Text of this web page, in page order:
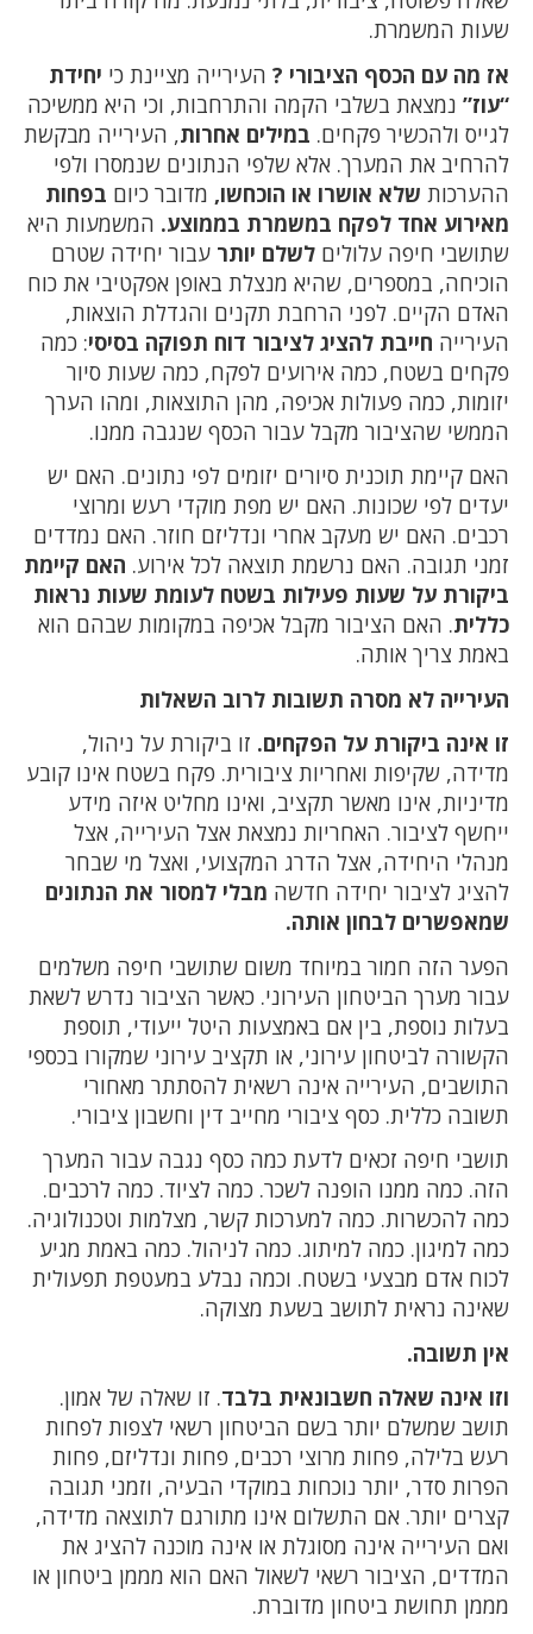
שעות המשמרת.
אז מה עם הכסף הציבורי ? העירייה מציינת כי יחידת
“עוז” נמצאת בשלבי הקמה והתרחבות, וכי היא ממשיכה
לגייס ולהכשיר פקחים. במילים אחרות, העירייה מבקשת
להרחיב את המערך. אלא שלפי הנתונים שנמסרו ולפי
ההערכות שלא אושרו או הוכחשו, מדובר כיום בפחות
מאירוע אחד לפקח במשמרת בממוצע. המשמעות היא
שתושבי חיפה עלולים לשלם יותר עבור יחידה שטרם
הוכיחה, במספרים, שהיא מנצלת באופן אפקטיבי את כוח
האדם הקיים. לפני הרחבת תקנים והגדלת הוצאות,
העירייה חייבת להציג לציבור דוח תפוקה בסיסי: כמה
פקחים בשטח, כמה אירועים לפקח, כמה שעות סיור
יזומות, כמה פעולות אכיפה, מהן התוצאות, ומהו הערך
הממשי שהציבור מקבל עבור הכסף שנגבה ממנו.
האם קיימת תוכנית סיורים יזומים לפי נתונים. האם יש
יעדים לפי שכונות. האם יש מפת מוקדי רעש ומרוצי
רכבים. האם יש מעקב אחרי ונדליזם חוזר. האם נמדדים
זמני תגובה. האם נרשמת תוצאה לכל אירוע. האם קיימת
ביקורת על שעות פעילות בשטח לעומת שעות נראות
כללית. האם הציבור מקבל אכיפה במקומות שבהם הוא
באמת צריך אותה.
העירייה לא מסרה תשובות לרוב השאלות
זו אינה ביקורת על הפקחים. זו ביקורת על ניהול,
מדידה, שקיפות ואחריות ציבורית. פקח בשטח אינו קובע
מדיניות, אינו מאשר תקציב, ואינו מחליט איזה מידע
ייחשף לציבור. האחריות נמצאת אצל העירייה, אצל
מנהלי היחידה, אצל הדרג המקצועי, ואצל מי שבחר
להציג לציבור יחידה חדשה מבלי למסור את הנתונים
שמאפשרים לבחון אותה.
הפער הזה חמור במיוחד משום שתושבי חיפה משלמים
עבור מערך הביטחון העירוני. כאשר הציבור נדרש לשאת
בעלות נוספת, בין אם באמצעות היטל ייעודי, תוספת
הקשורה לביטחון עירוני, או תקציב עירוני שמקורו בכספי
התושבים, העירייה אינה רשאית להסתתר מאחורי
תשובה כללית. כסף ציבורי מחייב דין וחשבון ציבורי.
תושבי חיפה זכאים לדעת כמה כסף נגבה עבור המערך
הזה. כמה ממנו הופנה לשכר. כמה לציוד. כמה לרכבים.
כמה להכשרות. כמה למערכות קשר, מצלמות וטכנולוגיה.
כמה למיגון. כמה למיתוג. כמה לניהול. כמה באמת מגיע
לכוח אדם מבצעי בשטח. וכמה נבלע במעטפת תפעולית
שאינה נראית לתושב בשעת מצוקה.
אין תשובה.
וזו אינה שאלה חשבונאית בלבד. זו שאלה של אמון.
תושב שמשלם יותר בשם הביטחון רשאי לצפות לפחות
רעש בלילה, פחות מרוצי רכבים, פחות ונדליזם, פחות
הפרות סדר, יותר נוכחות במוקדי הבעיה, וזמני תגובה
קצרים יותר. אם התשלום אינו מתורגם לתוצאה מדידה,
ואם העירייה אינה מסוגלת או אינה מוכנה להציג את
המדדים, הציבור רשאי לשאול האם הוא מממן ביטחון או
מממן תחושת ביטחון מדוברת.